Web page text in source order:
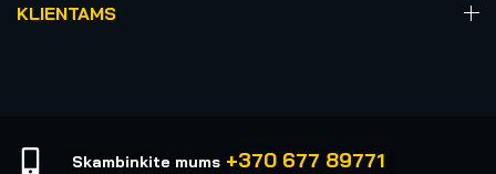
KLIENTAMS
Skambinkite mums +370 677 89771